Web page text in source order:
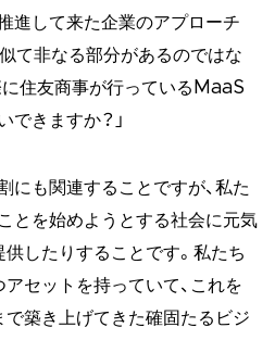
進して来た企業のアプローチ
て非なる部分があるのではな
に住友商事が行っているMaaS
きますか？」
にも関連することですが、私た
とを始めようとする社会に元気
供したりすることです。私たち
セットを持っていて、これを
で築き上げてきた確固たるビジ